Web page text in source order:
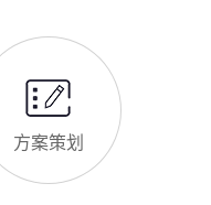
方案策划